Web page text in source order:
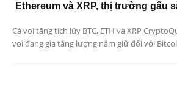
Ethereum và XRP, thị trường gấu
Cá voi tăng tích lũy BTC, ETH và XRP
voi đang gia tăng lượng nắm giữ đối với